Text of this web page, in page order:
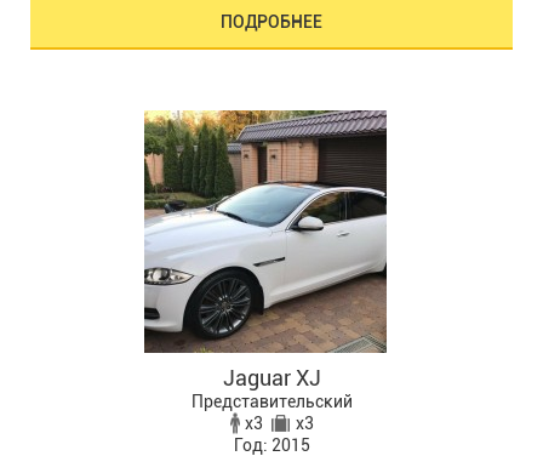
ПОДРОБНЕЕ
Jaguar XJ
Представительский
x3
x3
Год: 2015